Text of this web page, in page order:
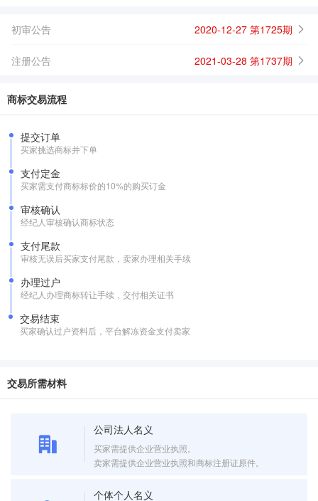
初审公告 2020-12-27 第1725期
注册公告 2021-03-28 第1737期
商标交易流程
提交订单
买家挑选商标并下单
支付定金
买家需支付商标标价的10%的购买订金
审核确认
经纪人审核确认商标状态
支付尾款
审核无误后买家支付尾款，卖家办理相关手续
办理过户
经纪人办理商标转让手续，交付相关证书
交易结束
买家确认过户资料后，平台解冻资金支付卖家
交易所需材料
公司法人名义
买家需提供企业营业执照。
卖家需提供企业营业执照和商标注册证原件。
个体个人名义